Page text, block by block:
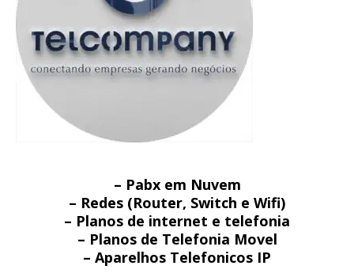
– Pabx em Nuvem
– Redes (Router, Switch e Wifi)
– Planos de internet e telefonia
– Planos de Telefonia Movel
– Aparelhos Telefonicos IP